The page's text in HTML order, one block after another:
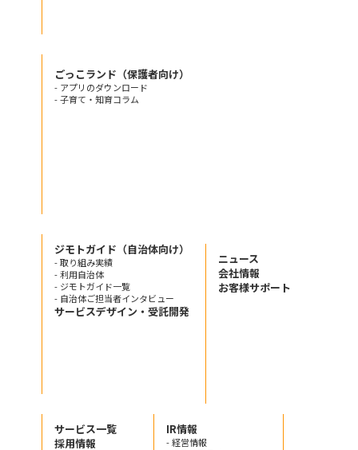
ごっこランド（保護者向け）
- アプリのダウンロード
- 子育て・知育コラム
ジモトガイド（自治体向け）
- 取り組み実績
- 利用自治体
- ジモトガイド一覧
- 自治体ご担当者インタビュー
サービスデザイン・受託開発
ニュース
会社情報
お客様サポート
サービス一覧
採用情報
IR情報
- 経営情報